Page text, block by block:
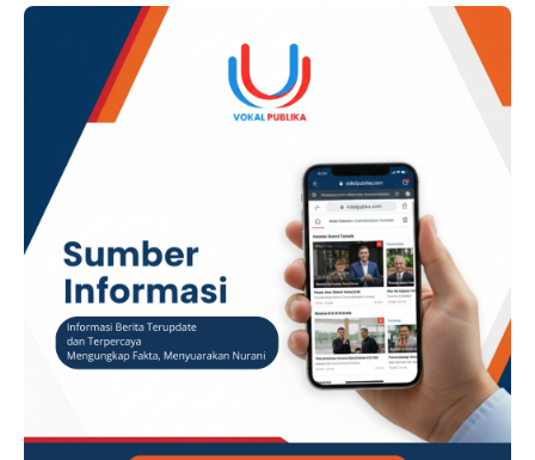
ADVERTISEMENT Di satu sisi, terdapat tangkapan …